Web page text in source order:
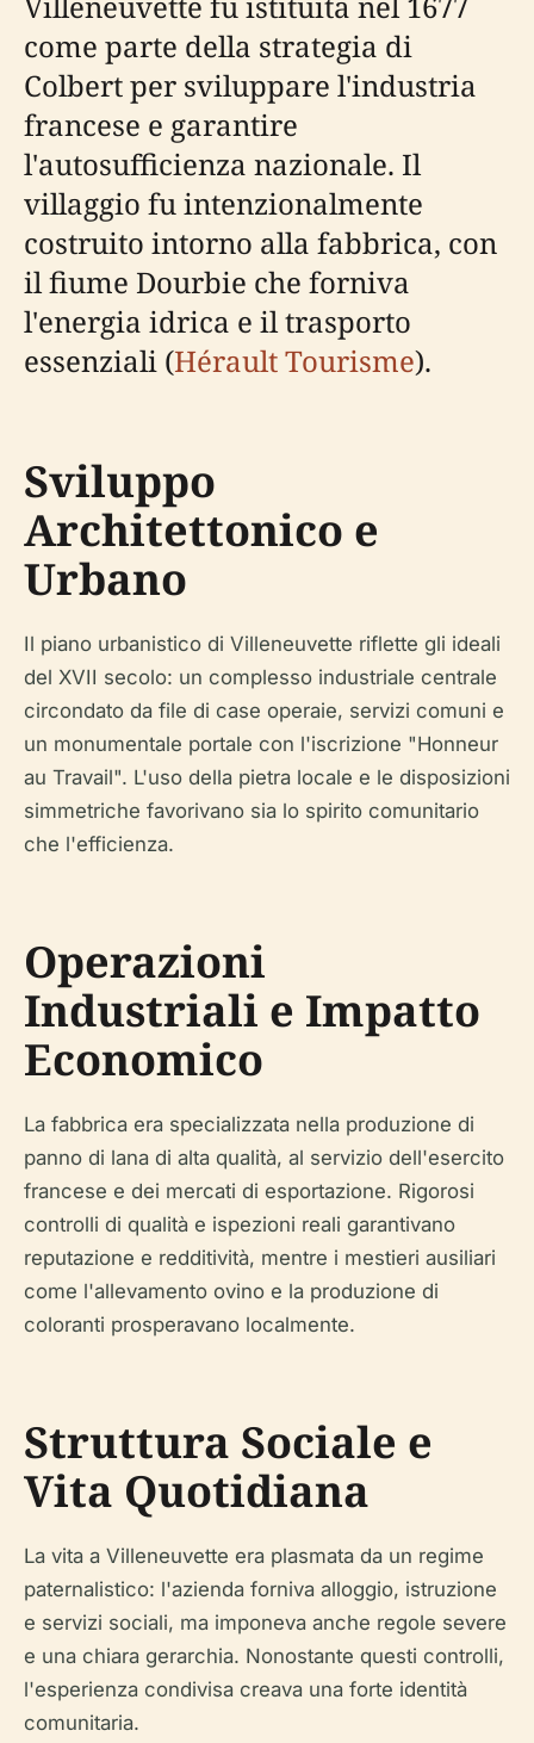
come parte della strategia di
Colbert per sviluppare l'industria
francese e garantire
l'autosufficienza nazionale. Il
villaggio fu intenzionalmente
costruito intorno alla fabbrica, con
il fiume Dourbie che forniva
l'energia idrica e il trasporto
essenziali (Hérault Tourisme).
Sviluppo
Architettonico e
Urbano
Il piano urbanistico di Villeneuvette riflette gli ideali
del XVII secolo: un complesso industriale centrale
circondato da file di case operaie, servizi comuni e
un monumentale portale con l'iscrizione "Honneur
au Travail". L'uso della pietra locale e le disposizioni
simmetriche favorivano sia lo spirito comunitario
che l'efficienza.
Operazioni
Industriali e Impatto
Economico
La fabbrica era specializzata nella produzione di
panno di lana di alta qualità, al servizio dell'esercito
francese e dei mercati di esportazione. Rigorosi
controlli di qualità e ispezioni reali garantivano
reputazione e redditività, mentre i mestieri ausiliari
come l'allevamento ovino e la produzione di
coloranti prosperavano localmente.
Struttura Sociale e
Vita Quotidiana
La vita a Villeneuvette era plasmata da un regime
paternalistico: l'azienda forniva alloggio, istruzione
e servizi sociali, ma imponeva anche regole severe
e una chiara gerarchia. Nonostante questi controlli,
l'esperienza condivisa creava una forte identità
comunitaria.